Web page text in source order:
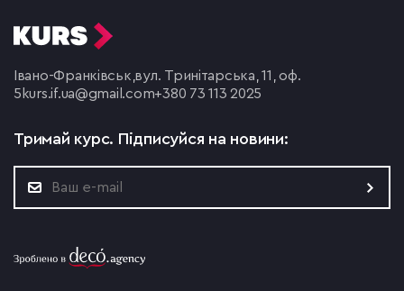
Івано-Франківськ, вул. Тринітарська, 11, оф.
5 kurs.if.ua@gmail.com+380 73 113 2025
Тримай курс. Підписуйся на новини: